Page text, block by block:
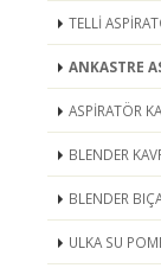
TELLİ
ANKASTRE
ASPİRATÖR
BLENDER
BLENDER
ULKA SU